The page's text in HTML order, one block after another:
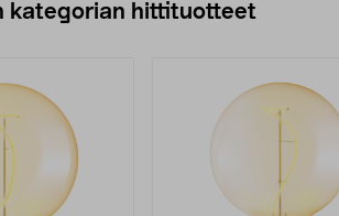
kategorian hittituotteet